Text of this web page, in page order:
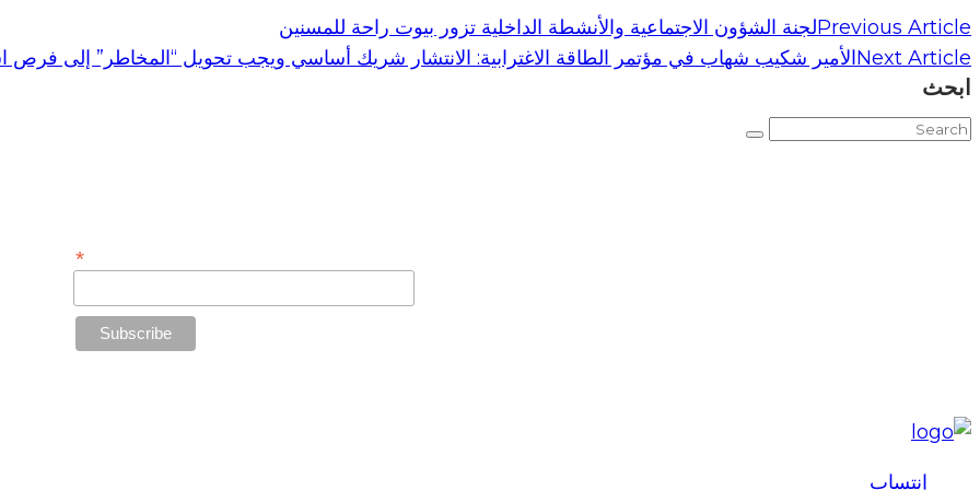
Previous Articleلجنة الشؤون الاجتماعية والأنشطة الداخلية تزور بيوت راحة للمسنين
Next Articleالأمير شكيب شهاب في مؤتمر الطاقة الاغترابية: الانتشار شريك أساسي ويجب تحويل “المخاطر” إلى فرص
ابحث
*
إنتساب